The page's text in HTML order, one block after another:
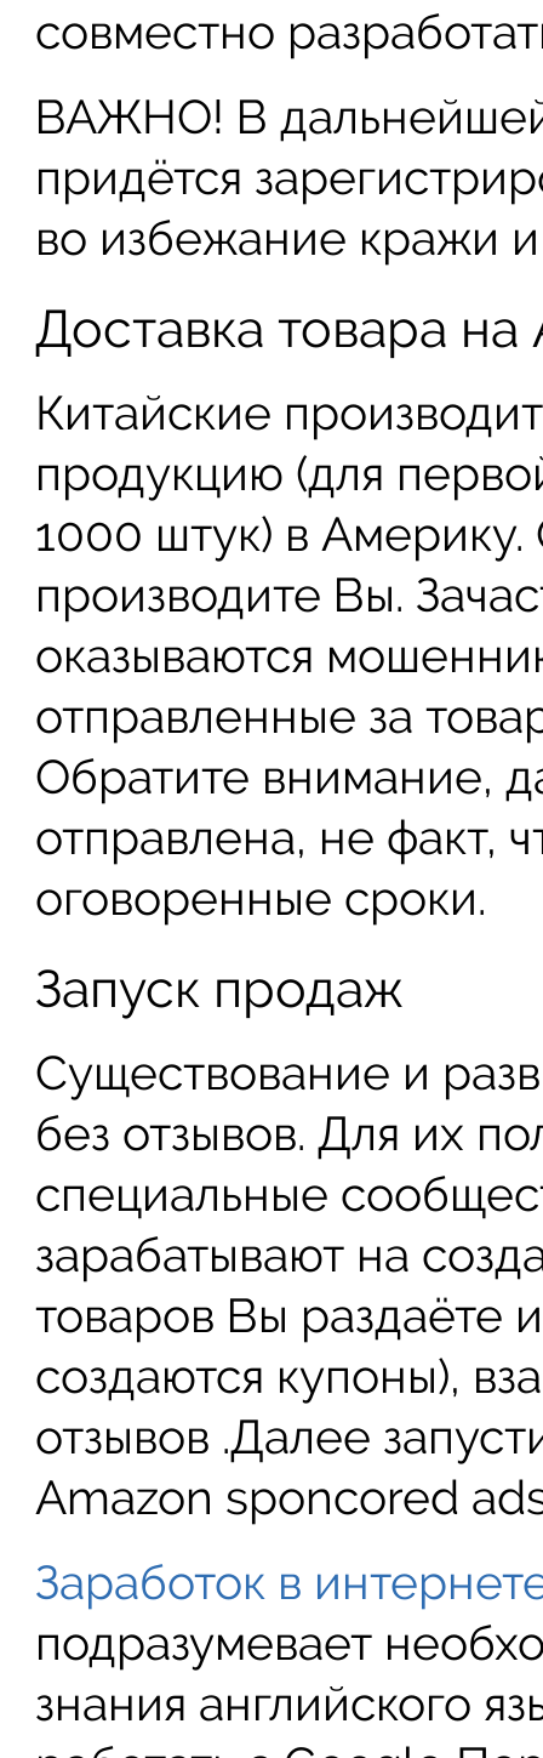
совместно
ВАЖНО! В
придётся
во избежание кражи и
Доставка товара на
Китайские
продукцию (для
1000 штук) в Америку.
производите Вы.
оказываются
отправленные за
Обратите внимание,
отправлена, не факт,
оговоренные сроки.
Запуск продаж
Существование и
без отзывов. Для их
специальные
зарабатывают на
товаров Вы раздаёте
создаются купоны),
отзывов .Далее
Amazon sponcored
Заработок в
подразумевает
знания английского